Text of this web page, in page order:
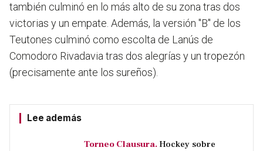
también culminó en lo más alto de su zona tras dos
victorias y un empate. Además, la versión "B" de los
Teutones culminó como escolta de Lanús de
Comodoro Rivadavia tras dos alegrías y un tropezón
(precisamente ante los sureños).
Lee además
Torneo Clausura. Hockey sobre